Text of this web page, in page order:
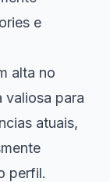
e
alta no
valiosa para
atuais,
perfil.